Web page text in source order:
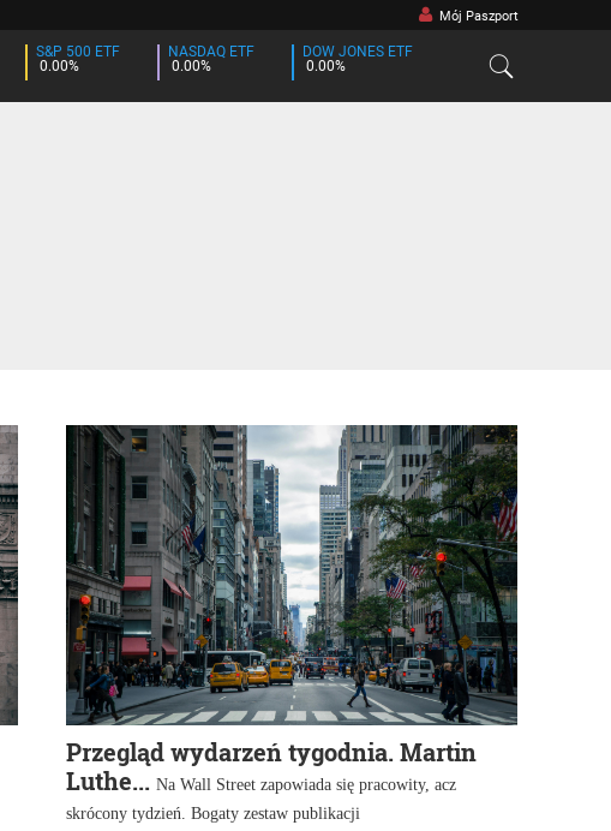
Mój Paszport
S&P 500 ETF
0.00%
NASDAQ ETF
0.00%
DOW JONES ETF
0.00%
Przegląd wydarzeń tygodnia. Martin
Luthe... Na Wall Street zapowiada się pracowity, acz
skrócony tydzień. Bogaty zestaw publikacji